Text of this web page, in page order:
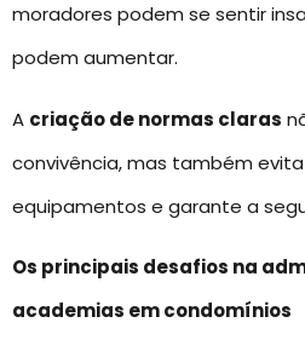
moradores podem se sentir
podem aumentar.
A criação de normas claras
convivência, mas também
equipamentos e garante a
Os principais desafios na
academias em condomínios